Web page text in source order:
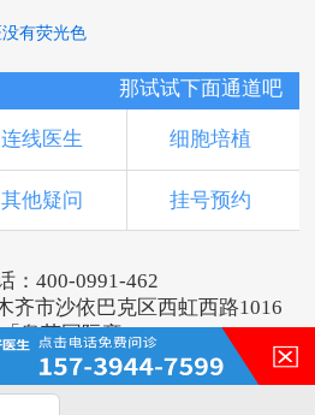
有荧光色
那试试下面通道吧
连线医生 细胞培植
其他疑问 挂号预约
：400-0991-462
齐市沙依巴克区西虹西路1016
奥莱国际旁」
木齐新军都皮肤病医院
16001749号-2